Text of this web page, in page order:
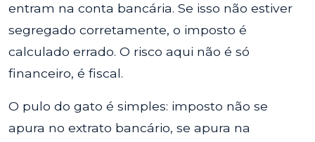
entram na conta bancária. Se isso não estiver
segregado corretamente, o imposto é
calculado errado. O risco aqui não é só
financeiro, é fiscal.
O pulo do gato é simples: imposto não se
apura no extrato bancário, se apura na